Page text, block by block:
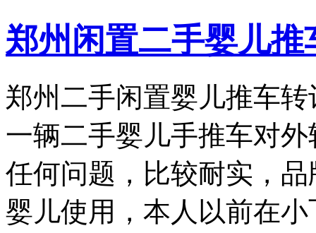
郑州闲置二手婴儿推
郑州二手闲置婴儿推车
一辆二手婴儿手推车对
任何问题，比较耐实，品
婴儿使用，本人以前在